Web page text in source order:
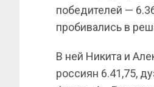
победителей —
пробивались в
В ней Никита и
россиян 6.41,75,